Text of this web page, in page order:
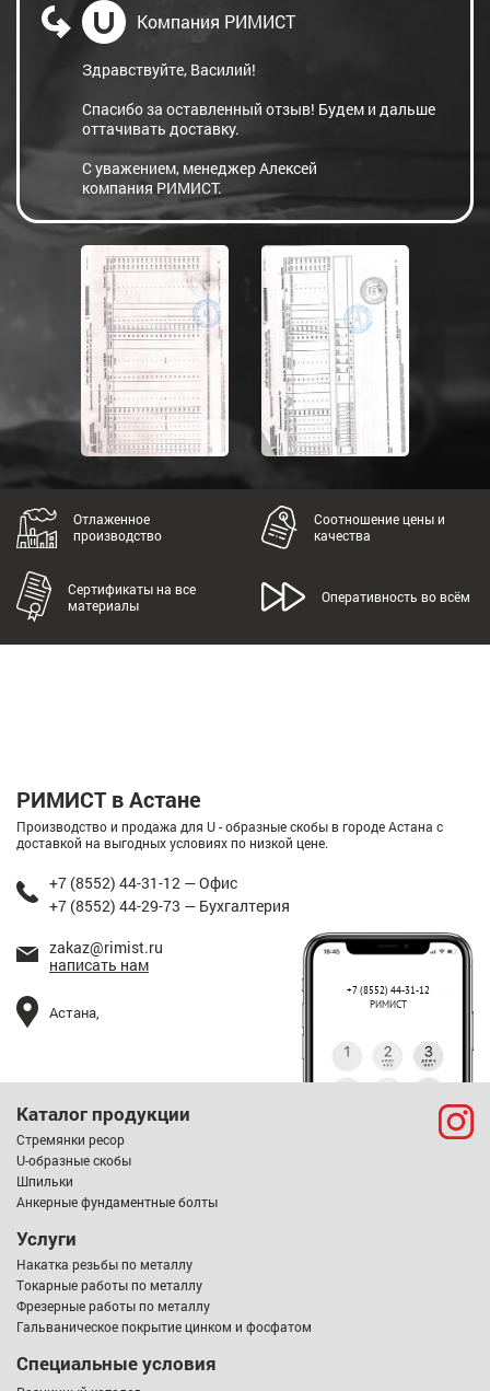
Компания РИМИСТ
Здравствуйте, Василий!
Спасибо за оставленный отзыв! Будем и дальше
оттачивать доставку.
С уважением, менеджер Алексей
компания РИМИСТ.
Отлаженное
производство
Соотношение цены и
качества
Сертификаты на все
материалы
Оперативность во всём
РИМИСТ в Астане
Производство и продажа для U - образные скобы в городе Астана с
доставкой на выгодных условиях по низкой цене.
+7 (8552) 44-31-12 — Офис
+7 (8552) 44-29-73 — Бухгалтерия
zakaz@rimist.ru
написать нам
+7 (8552) 44-31-12
РИМИСТ
Астана,
Каталог продукции
Стремянки ресор
U-образные скобы
Шпильки
Анкерные фундаментные болты
Услуги
Накатка резьбы по металлу
Токарные работы по металлу
Фрезерные работы по металлу
Гальваническое покрытие цинком и фосфатом
Специальные условия